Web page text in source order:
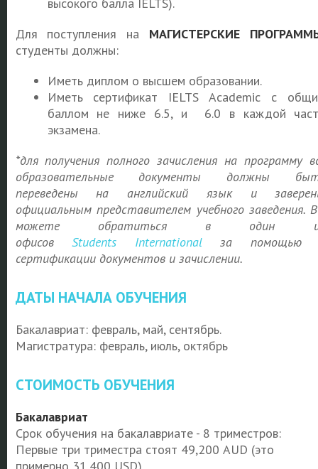
Для поступления на МАГИСТЕРСКИЕ
студенты должны:
Иметь диплом о высшем образовании.
Иметь сертификат IELTS Academic с
баллом не ниже 6.5, и 6.0 в каждой
экзамена.
*для получения полного зачисления на программу
образовательные документы должны
переведены на английский язык и
официальным представителем учебного заведения.
можете обратиться в один
офисовStudents Internationalза помощью
сертификации документов и зачислении.
ДАТЫ НАЧАЛА ОБУЧЕНИЯ
Бакалавриат: февраль, май, сентябрь.
Магистратура: февраль, июль, октябрь
СТОИМОСТЬ ОБУЧЕНИЯ
Бакалавриат
Срок обучения на бакалавриате - 8 триместров:
Первые три триместра стоят 49,200 AUD (это